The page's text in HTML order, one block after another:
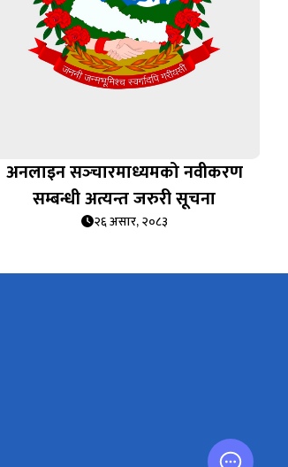
अनलाइन सञ्‍चारमाध्यमको नवीकरण
सम्बन्धी अत्यन्त जरुरी सूचना
२६ असार, २०८३